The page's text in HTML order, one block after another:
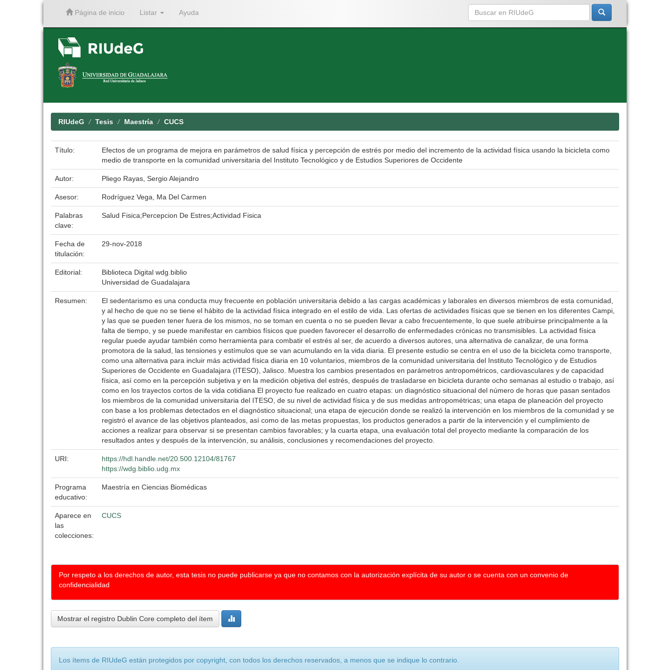
Página de inicio Listar Ayuda
RIUdeG Tesis Maestría CUCS
Título:
Efectos de un programa de mejora en parámetros de salud física y percepción de estrés por medio del incremento de la actividad física usando la bicicleta como
medio de transporte en la comunidad universitaria del Instituto Tecnológico y de Estudios Superiores de Occidente
Autor: Pliego Rayas, Sergio Alejandro
Asesor: Rodríguez Vega, Ma Del Carmen
Palabras
clave:
Salud Fisica;Percepcion De Estres;Actividad Fisica
Fecha de
titulación:
29-nov-2018
Editorial:
Biblioteca Digital wdg.biblio
Universidad de Guadalajara
Resumen:
El sedentarismo es una conducta muy frecuente en población universitaria debido a las cargas académicas y laborales en diversos miembros de esta comunidad,
y al hecho de que no se tiene el hábito de la actividad física integrado en el estilo de vida. Las ofertas de actividades físicas que se tienen en los diferentes Campi,
y las que se pueden tener fuera de los mismos, no se toman en cuenta o no se pueden llevar a cabo frecuentemente, lo que suele atribuirse principalmente a la
falta de tiempo, y se puede manifestar en cambios físicos que pueden favorecer el desarrollo de enfermedades crónicas no transmisibles. La actividad física
regular puede ayudar también como herramienta para combatir el estrés al ser, de acuerdo a diversos autores, una alternativa de canalizar, de una forma
promotora de la salud, las tensiones y estímulos que se van acumulando en la vida diaria. El presente estudio se centra en el uso de la bicicleta como transporte,
como una alternativa para incluir más actividad física diaria en 10 voluntarios, miembros de la comunidad universitaria del Instituto Tecnológico y de Estudios
Superiores de Occidente en Guadalajara (ITESO), Jalisco. Muestra los cambios presentados en parámetros antropométricos, cardiovasculares y de capacidad
física, así como en la percepción subjetiva y en la medición objetiva del estrés, después de trasladarse en bicicleta durante ocho semanas al estudio o trabajo, así
como en los trayectos cortos de la vida cotidiana El proyecto fue realizado en cuatro etapas: un diagnóstico situacional del número de horas que pasan sentados
los miembros de la comunidad universitaria del ITESO, de su nivel de actividad física y de sus medidas antropométricas; una etapa de planeación del proyecto
con base a los problemas detectados en el diagnóstico situacional; una etapa de ejecución donde se realizó la intervención en los miembros de la comunidad y se
registró el avance de las objetivos planteados, así como de las metas propuestas, los productos generados a partir de la intervención y el cumplimiento de
acciones a realizar para observar si se presentan cambios favorables; y la cuarta etapa, una evaluación total del proyecto mediante la comparación de los
resultados antes y después de la intervención, su análisis, conclusiones y recomendaciones del proyecto.
URI:
https://hdl.handle.net/20.500.12104/81767
https://wdg.biblio.udg.mx
Programa
educativo:
Maestría en Ciencias Biomédicas
Aparece en
las
colecciones:
CUCS
Por respeto a los derechos de autor, esta tesis no puede publicarse ya que no contamos con la autorización explícita de su autor o se cuenta con un convenio de
confidencialidad
Mostrar el registro Dublin Core completo del ítem
Los ítems de RIUdeG están protegidos por copyright, con todos los derechos reservados, a menos que se indique lo contrario.